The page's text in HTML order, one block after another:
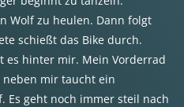
Wolf zu heulen. Dann folgt
schießt das Bike durch.
es hinter mir. Mein Vorderrad
mir taucht ein
Es geht noch immer steil nach